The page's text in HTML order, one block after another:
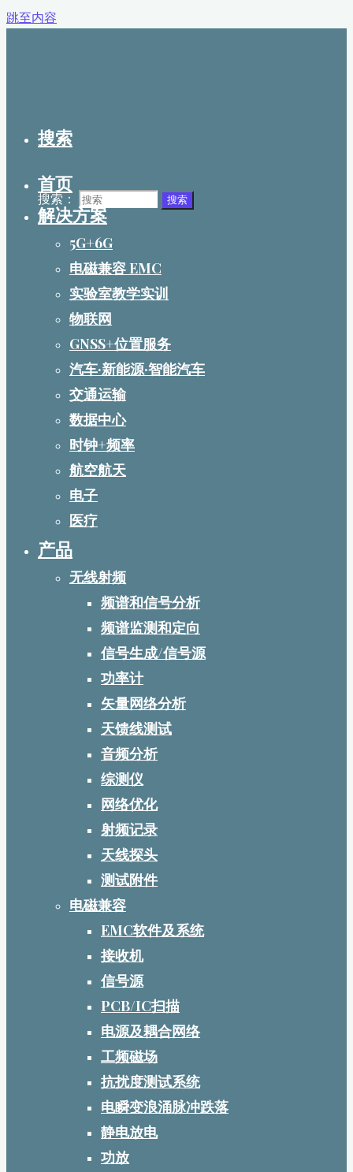
跳至内容
搜索
搜索： 搜索
首页
解决方案
5G+6G
电磁兼容 EMC
实验室教学实训
物联网
GNSS+位置服务
汽车·新能源·智能汽车
交通运输
数据中心
时钟+频率
航空航天
电子
医疗
产品
无线射频
频谱和信号分析
频谱监测和定向
信号生成/信号源
功率计
矢量网络分析
天馈线测试
音频分析
综测仪
网络优化
射频记录
天线探头
测试附件
电磁兼容
EMC软件及系统
接收机
信号源
PCB/IC扫描
电源及耦合网络
工频磁场
抗扰度测试系统
电瞬变浪涌脉冲跌落
静电放电
功放